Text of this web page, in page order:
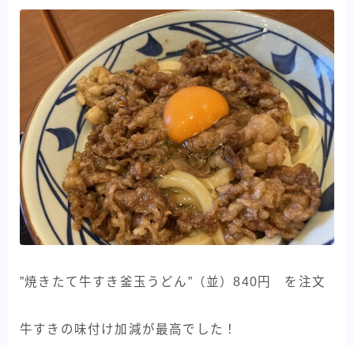
”焼きたて牛すき釜玉うどん”（並）840円 を注文
牛すきの味付け加減が最高でした！